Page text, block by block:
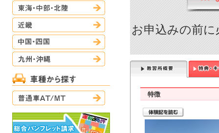
九州・沖縄
お申込みの前
特徴